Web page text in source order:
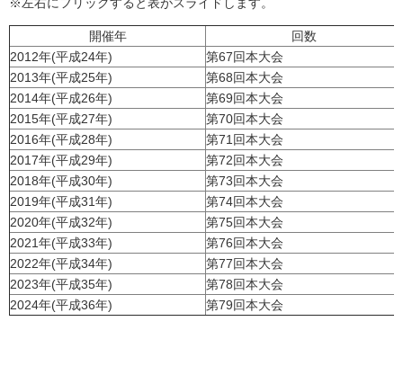
※左右にフリックすると表がスライドします。
開催年
回数
2012年(平成24年)
第67回本大会
2013年(平成25年)
第68回本大会
2014年(平成26年)
第69回本大会
2015年(平成27年)
第70回本大会
2016年(平成28年)
第71回本大会
2017年(平成29年)
第72回本大会
2018年(平成30年)
第73回本大会
2019年(平成31年)
第74回本大会
2020年(平成32年)
第75回本大会
2021年(平成33年)
第76回本大会
2022年(平成34年)
第77回本大会
2023年(平成35年)
第78回本大会
2024年(平成36年)
第79回本大会